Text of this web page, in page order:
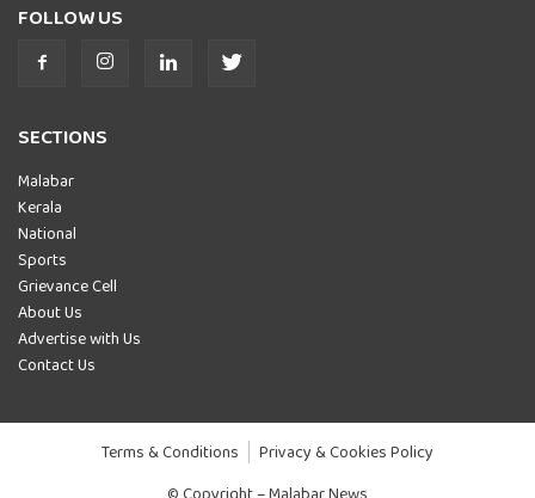
FOLLOW US
SECTIONS
Malabar
Kerala
National
Sports
Grievance Cell
About Us
Advertise with Us
Contact Us
Terms & Conditions
Privacy & Cookies Policy
© Copyright – Malabar News